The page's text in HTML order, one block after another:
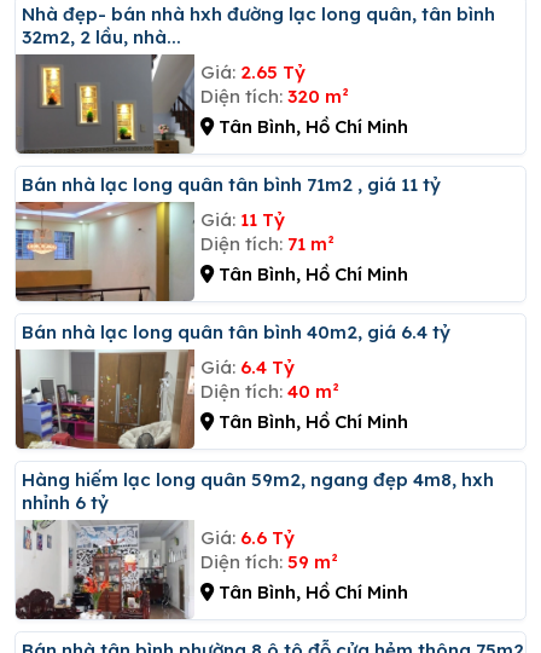
Nhà đẹp- bán nhà hxh đường lạc long quân, tân bình
32m2, 2 lầu, nhà...
Giá: 2.65 Tỷ
Diện tích: 320 m²
Tân Bình, Hồ Chí Minh
Bán nhà lạc long quân tân bình 71m2 , giá 11 tỷ
Giá: 11 Tỷ
Diện tích: 71 m²
Tân Bình, Hồ Chí Minh
Bán nhà lạc long quân tân bình 40m2, giá 6.4 tỷ
Giá: 6.4 Tỷ
Diện tích: 40 m²
Tân Bình, Hồ Chí Minh
Hàng hiếm lạc long quân 59m2, ngang đẹp 4m8, hxh
nhỉnh 6 tỷ
Giá: 6.6 Tỷ
Diện tích: 59 m²
Tân Bình, Hồ Chí Minh